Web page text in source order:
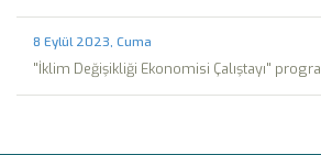
8 Eylül 2023, Cuma
"İklim Değişikliği Ekonomisi Çalıştayı"